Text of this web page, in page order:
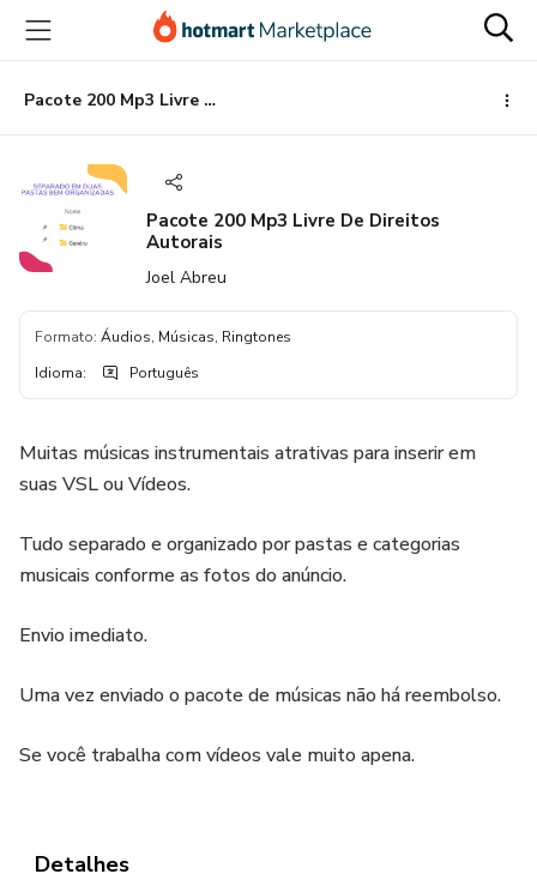
para
conteúdo
principal
para
pagamento
para
rodapé
Pacote 200 Mp3 Livre De Direitos Autorais
Pacote 200 Mp3 Livre De Direitos
Autorais
Joel Abreu
Formato: Áudios, Músicas, Ringtones
Idioma: Português
Muitas músicas instrumentais atrativas para inserir em
suas VSL ou Vídeos.
Tudo separado e organizado por pastas e categorias
musicais conforme as fotos do anúncio.
Envio imediato.
Uma vez enviado o pacote de músicas não há reembolso.
Se você trabalha com vídeos vale muito apena.
Detalhes